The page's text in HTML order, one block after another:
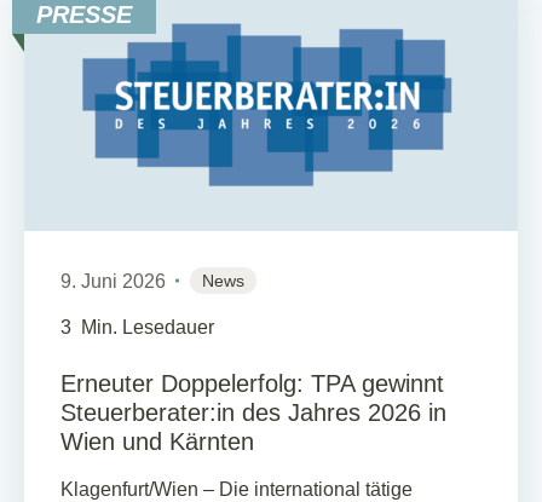
PRESSE
9. Juni 2026 News
3 Min. Lesedauer
Erneuter Doppelerfolg: TPA gewinnt
Steuerberater:in des Jahres 2026 in
Wien und Kärnten
Klagenfurt/Wien – Die international tätige